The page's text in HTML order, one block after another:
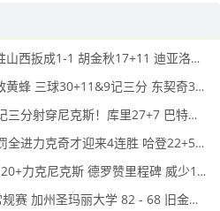
2026年05月10日 广厦客胜山西扳成1-1 胡金秋17+11 迪亚洛关键上篮不中
2026年01月16日 湖人不敌黄蜂 三球30+11&9记三分 东契奇39分 詹姆斯29+9+6
2026年01月16日 勇士20记三分射穿尼克斯！库里27+7 巴特勒32+8 穆迪三分9中7
2026年01月15日 快船27罚全进力克奇才迎来4连胜 哈登22+5+8 伦纳德33分4断
2026年01月15日 国王3人20+力克尼克斯 德罗赞里程碑 威少11助 布伦森伤退
2026年01月14日 NCAA常规赛 加州圣玛丽大学 82 - 68 旧金山大学 全场集锦